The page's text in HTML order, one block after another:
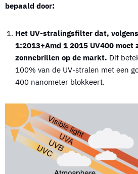
bepaald door:
Het UV-stralingsfilter dat, volgens
1:2013+Amd 1 2015 UV400 moet
zonnebrillen op de markt. Dit
100% van de UV-stralen met een
400 nanometer blokkeert.